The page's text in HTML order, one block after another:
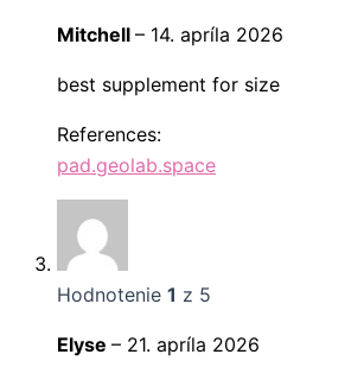
Mitchell – 14. apríla 2026
best supplement for size
References:
pad.geolab.space
Hodnotenie 1 z 5
Elyse – 21. apríla 2026